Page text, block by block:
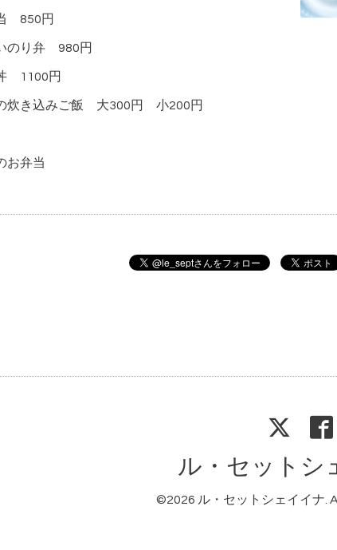
850円
のり弁 980円
1100円
炊き込みご飯 大300円 小200円
お弁当
ル・セットシ
©2026 ル・セットシェイイナ.